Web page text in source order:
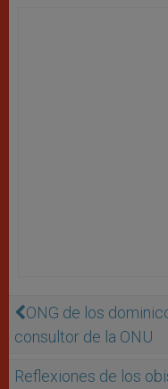
ONG de los
consultor de la ONU
Reflexiones de los